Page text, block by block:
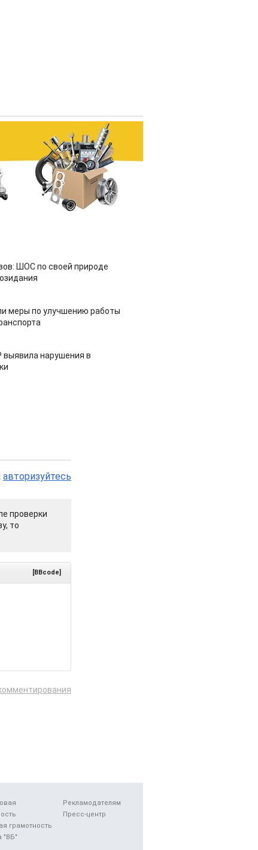
ШОС по своей природе
меры по улучшению работы
выявила нарушения в
авторизуйтесь
проверки
то
[BBcode]
грамотность
"ВБ"
Рекламодателям
Пресс-центр